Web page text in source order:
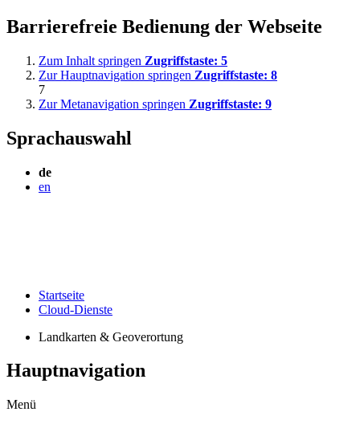
Barrierefreie Bedienung der Webseite
Zum Inhalt springen Zugriffstaste: 5
Zur Hauptnavigation springen Zugriffstaste: 8
7
Zur Metanavigation springen Zugriffstaste: 9
Sprachauswahl
de
en
Startseite
Cloud-Dienste
Landkarten & Geoverortung
Hauptnavigation
Menü